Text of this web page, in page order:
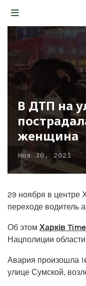
В ДТП на
женщина
Ноя 30, 2021
29 ноября в центре
переходе водитель
Об этом Харків
Нацполиции
Авария произошла
улице Сумской,